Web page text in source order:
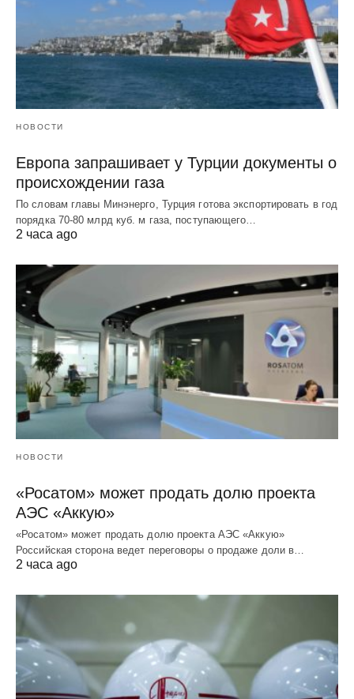
НОВОСТИ
Европа запрашивает у Турции документы о
происхождении газа
По словам главы Минэнерго, Турция готова экспортировать в год
порядка 70-80 млрд куб. м газа, поступающего…
2 часа ago
НОВОСТИ
«Росатом» может продать долю проекта
АЭС «Аккую»
«Росатом» может продать долю проекта АЭС «Аккую»
Российская сторона ведет переговоры о продаже доли в…
2 часа ago